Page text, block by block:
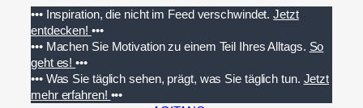
Inhalt
springen
••• Inspiration, die nicht im Feed verschwindet. Jetzt
entdecken! •••
••• Machen Sie Motivation zu einem Teil Ihres Alltags. So
geht es!•••
••• Was Sie täglich sehen, prägt, was Sie täglich tun. Jetzt
mehr erfahren! •••